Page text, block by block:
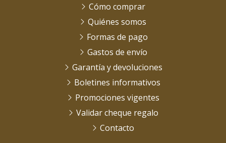
Cómo comprar
Quiénes somos
Formas de pago
Gastos de envío
Garantía y devoluciones
Boletines informativos
Promociones vigentes
Validar cheque regalo
Contacto